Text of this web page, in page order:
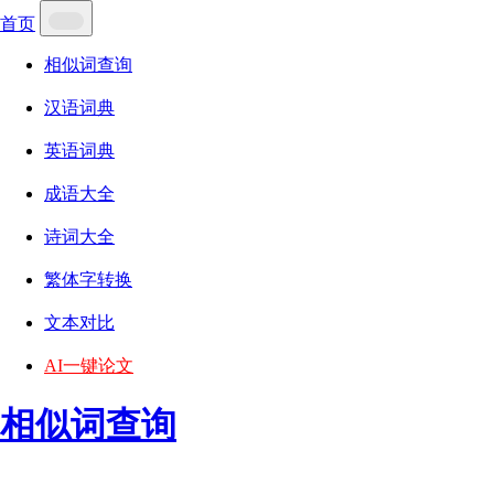
首页
相似词查询
汉语词典
英语词典
成语大全
诗词大全
繁体字转换
文本对比
AI一键论文
相似词查询